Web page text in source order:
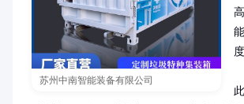
苏州中南智能装备有限公司
度